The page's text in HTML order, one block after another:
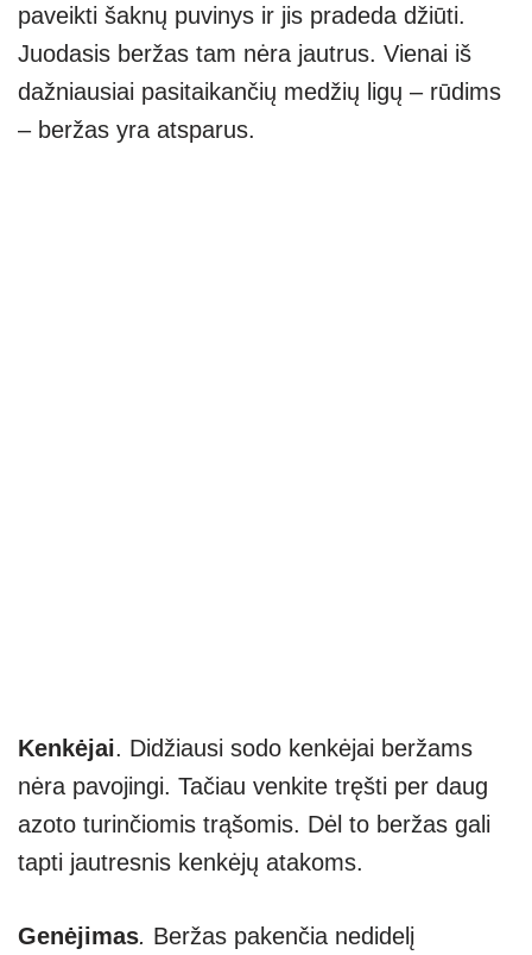
paveikti šaknų puvinys ir jis pradeda džiūti.
Juodasis beržas tam nėra jautrus. Vienai iš
dažniausiai pasitaikančių medžių ligų – rūdims
– beržas yra atsparus.
Kenkėjai. Didžiausi sodo kenkėjai beržams
nėra pavojingi. Tačiau venkite tręšti per daug
azoto turinčiomis trąšomis. Dėl to beržas gali
tapti jautresnis kenkėjų atakoms.
Genėjimas. Beržas pakenčia nedidelį